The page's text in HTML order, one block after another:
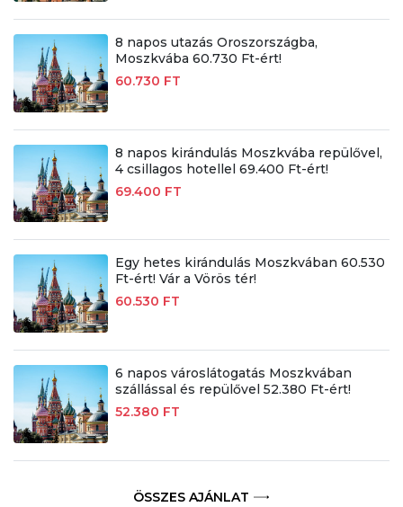
8 napos utazás Oroszországba,
Moszkvába 60.730 Ft-ért!
60.730 FT
8 napos kirándulás Moszkvába repülővel,
4 csillagos hotellel 69.400 Ft-ért!
69.400 FT
Egy hetes kirándulás Moszkvában 60.530
Ft-ért! Vár a Vörös tér!
60.530 FT
6 napos városlátogatás Moszkvában
szállással és repülővel 52.380 Ft-ért!
52.380 FT
ÖSSZES AJÁNLAT